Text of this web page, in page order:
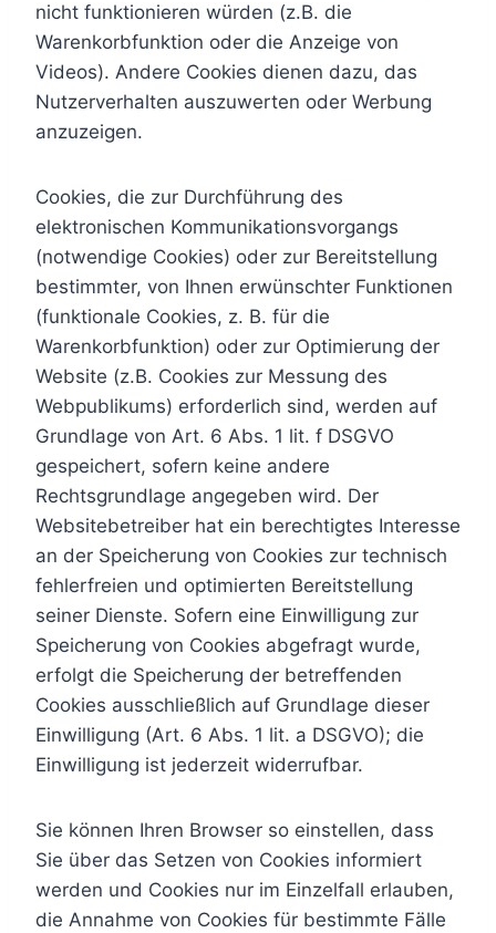
nicht funktionieren würden (z.B. die
Warenkorbfunktion oder die Anzeige von
Videos). Andere Cookies dienen dazu, das
Nutzerverhalten auszuwerten oder Werbung
anzuzeigen.
Cookies, die zur Durchführung des
elektronischen Kommunikationsvorgangs
(notwendige Cookies) oder zur Bereitstellung
bestimmter, von Ihnen erwünschter Funktionen
(funktionale Cookies, z. B. für die
Warenkorbfunktion) oder zur Optimierung der
Website (z.B. Cookies zur Messung des
Webpublikums) erforderlich sind, werden auf
Grundlage von Art. 6 Abs. 1 lit. f DSGVO
gespeichert, sofern keine andere
Rechtsgrundlage angegeben wird. Der
Websitebetreiber hat ein berechtigtes Interesse
an der Speicherung von Cookies zur technisch
fehlerfreien und optimierten Bereitstellung
seiner Dienste. Sofern eine Einwilligung zur
Speicherung von Cookies abgefragt wurde,
erfolgt die Speicherung der betreffenden
Cookies ausschließlich auf Grundlage dieser
Einwilligung (Art. 6 Abs. 1 lit. a DSGVO); die
Einwilligung ist jederzeit widerrufbar.
Sie können Ihren Browser so einstellen, dass
Sie über das Setzen von Cookies informiert
werden und Cookies nur im Einzelfall erlauben,
die Annahme von Cookies für bestimmte Fälle